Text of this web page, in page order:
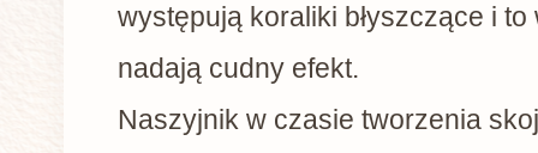
występują koraliki błyszczące i to
nadają cudny efekt.
Naszyjnik w czasie tworzenia